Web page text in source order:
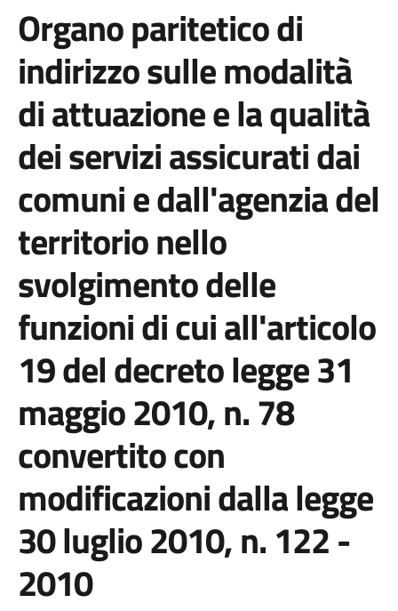
Organo paritetico di
indirizzo sulle modalità
di attuazione e la qualità
dei servizi assicurati dai
comuni e dall'agenzia del
territorio nello
svolgimento delle
funzioni di cui all'articolo
19 del decreto legge 31
maggio 2010, n. 78
convertito con
modificazioni dalla legge
30 luglio 2010, n. 122 -
2010